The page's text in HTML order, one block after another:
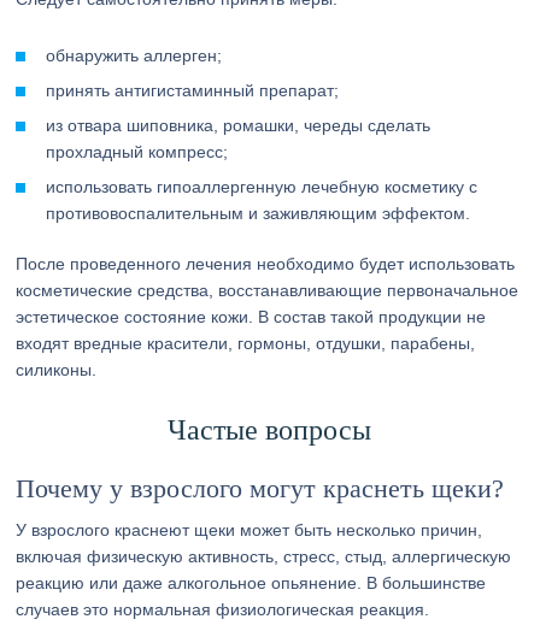
обнаружить аллерген;
принять антигистаминный препарат;
из отвара шиповника, ромашки, череды сделать
прохладный компресс;
использовать гипоаллергенную лечебную косметику с
противовоспалительным и заживляющим эффектом.
После проведенного лечения необходимо будет использовать
косметические средства, восстанавливающие первоначальное
эстетическое состояние кожи. В состав такой продукции не
входят вредные красители, гормоны, отдушки, парабены,
силиконы.
Частые вопросы
Почему у взрослого могут краснеть щеки?
У взрослого краснеют щеки может быть несколько причин,
включая физическую активность, стресс, стыд, аллергическую
реакцию или даже алкогольное опьянение. В большинстве
случаев это нормальная физиологическая реакция.